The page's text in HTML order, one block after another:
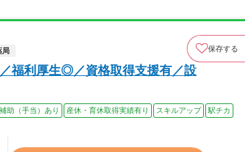
局 保存する
福利厚生◎／資格取得支援有／設
助（手当）あり 産休・育休取得実績有り スキルアップ
駅チカ